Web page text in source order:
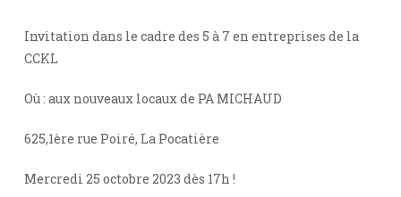
Invitation dans le cadre des 5 à 7 en entreprises de la
CCKL
Où : aux nouveaux locaux de PA MICHAUD
625,1ère rue Poiré, La Pocatière
Mercredi 25 octobre 2023 dès 17h !